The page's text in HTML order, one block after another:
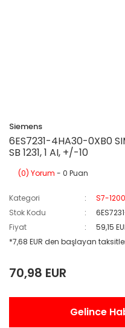
Siemens
6ES7231-4HA30-0XB0
SB 1231, 1 AI, +/-10
(0) Yorum - 0 Puan
Kategori
S7-
Stok Kodu
Fiyat
59,15
*7,68 EUR den başlayan
70,98 EUR
Gelince